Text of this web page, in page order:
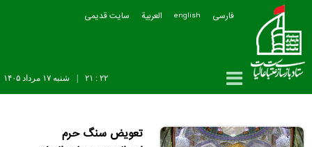
فارسی english العربیة سایت قدیمی
شنبه ۱۷ مرداد ۱۴۰۵ ۲۲ : ۲۱
تعویض سنگ حرم